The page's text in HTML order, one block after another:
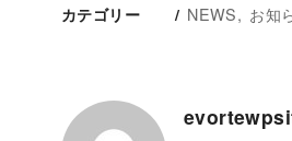
カテゴリー NEWS お知